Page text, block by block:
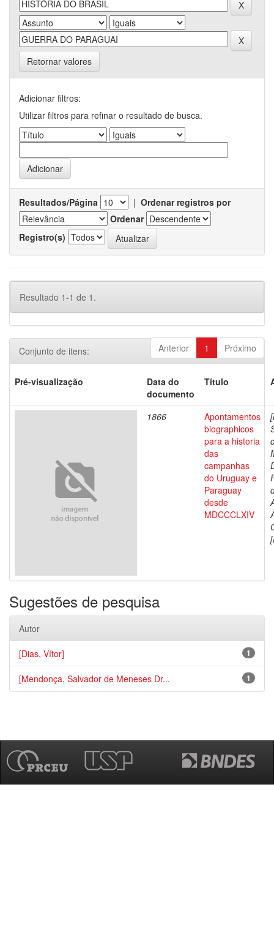
Retornar valores
Adicionar filtros:
Utilizar filtros para refinar o resultado de busca.
Resultados/Página | Ordenar registros por
Ordenar
Registro(s)
Resultado 1-1 de 1.
Anterior 1 Próximo
Conjunto de itens:
Pré-visualização
Data do
documento
Título
1866
Apontamentos
biographicos
para a historia
das
campanhas
do Uruguay e
Paraguay
desde
MDCCCLXIV
Sugestões de pesquisa
Autor
1
[Dias, Vítor]
1
[Mendonça, Salvador de Meneses Dr...